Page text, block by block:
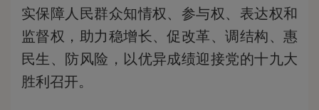
实保障人民群众知情权、参与权、表达权和
监督权，助力稳增长、促改革、调结构、惠
民生、防风险，以优异成绩迎接党的十九大
胜利召开。